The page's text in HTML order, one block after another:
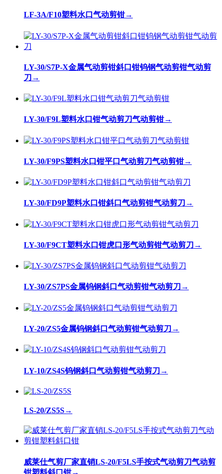
LF-3A/F10塑料水口气动剪钳→
LY-30/S7P-X金属气动剪钳斜口钳钨钢气动剪钳气动剪
刀 →
LY-30/F9L塑料水口钳气动剪刀气动剪钳→
LY-30/F9PS塑料水口钳平口气动剪刀气动剪钳→
LY-30/FD9P塑料水口钳斜口气动剪钳气动剪刀 →
LY-30/F9CT塑料水口钳虎口形气动剪钳气动剪刀 →
LY-30/ZS7PS金属钨钢斜口气动剪钳气动剪刀 →
LY-20/ZS5金属钨钢斜口气动剪钳气动剪刀 →
LY-10/ZS4S钨钢斜口气动剪钳气动剪刀 →
LS-20/ZS5S→
威莱仕气剪厂家直销LS-20/F5LS手按式气动剪刀气动剪
钳塑料斜口钳→